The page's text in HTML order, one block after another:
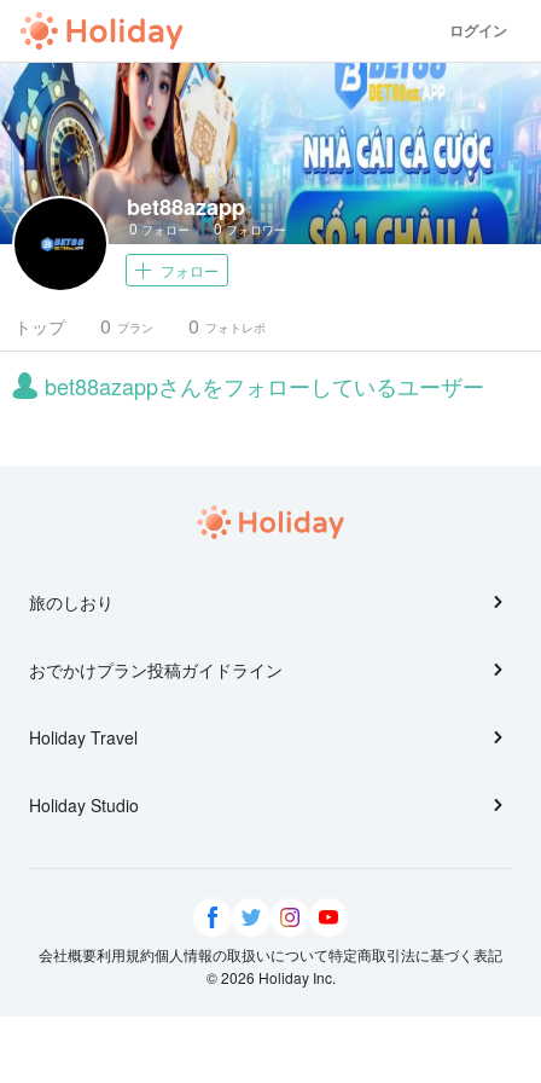
ログイン
bet88azapp
0フォロー 0フォロワー
フォロー
トップ プラン
0 フォトレポ
0
bet88azappさんをフォローしているユーザー
旅のしおり
おでかけプラン投稿ガイドライン
Holiday Travel
Holiday Studio
会社概要利用規約個人情報の取扱いについて特定商取引法に基づく表記
© 2026 Holiday Inc.